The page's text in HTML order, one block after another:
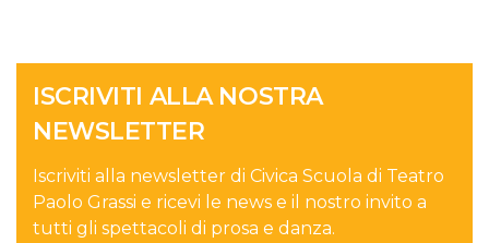
ISCRIVITI ALLA NOSTRA
NEWSLETTER
Iscriviti alla newsletter di Civica Scuola di Teatro
Paolo Grassi e ricevi le news e il nostro invito a
tutti gli spettacoli di prosa e danza.